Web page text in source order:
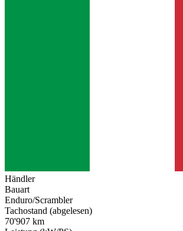
Händler
Bauart
Enduro/Scrambler
Tachostand (abgelesen)
70'907 km